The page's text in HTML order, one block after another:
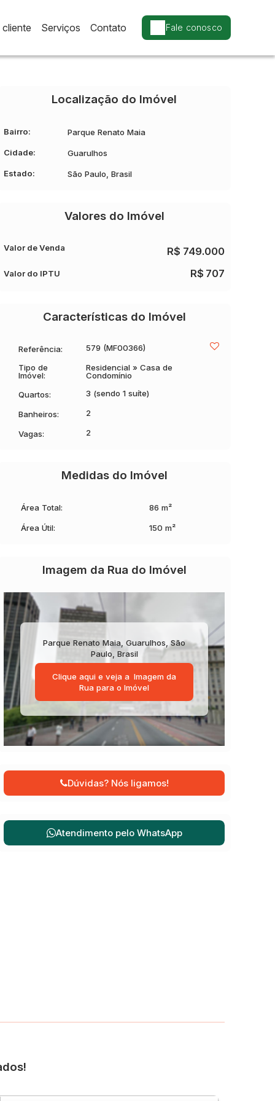
Fale conosco
Contato
Serviços
Localização do Imóvel
Bairro: Parque Renato Maia
Cidade: Guarulhos
Estado: São Paulo, Brasil
Valores do Imóvel
R$ 749.000
Valor de Venda
Valor do IPTU R$ 707
Características do Imóvel
Referência: 579 (MF00366)
Tipo de
Imóvel:
Residencial » Casa de
Condomínio
Quartos:
3 (sendo 1 suíte)
Banheiros: 2
Vagas: 2
Medidas do Imóvel
Área Total: 86 m²
Área Útil: 150 m²
Imagem da Rua do Imóvel
Parque Renato Maia Guarulhos São
Paulo Brasil
Clique aqui e veja a Imagem da
Rua para o Imóvel
Dúvidas? Nós ligamos!
Atendimento pelo WhatsApp